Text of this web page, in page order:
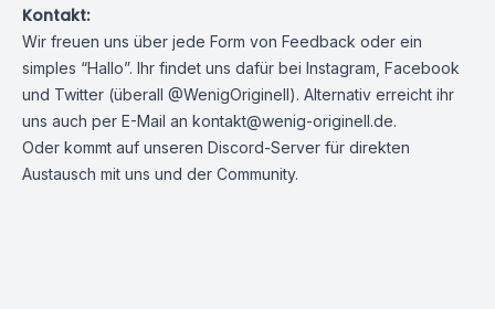
Kontakt:
Wir freuen uns über jede Form von Feedback oder ein
simples “Hallo”. Ihr findet uns dafür bei Instagram Facebook
und Twitter (überall @WenigOriginell). Alternativ erreicht ihr
uns auch per E-Mail an kontakt@wenig-originell.de.
Oder kommt auf unseren Discord-Server für direkten
Austausch mit uns und der Community.